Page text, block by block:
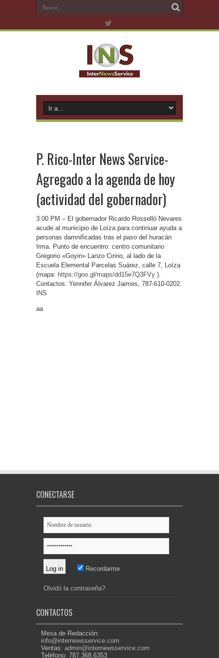
P. Rico-Inter News Service-
Agregado a la agenda de hoy
(actividad del gobernador)
3:00 PM – El gobernador Ricardo Rosselló Nevares
acude al municipio de Loíza para continuar ayuda a
personas damnificadas tras el paso del huracán
Irma. Punto de encuentro: centro comunitario
Gregorio «Goyin» Lanzo Cirino, al lado de la
Escuela Elemental Parcelas Suárez, calle 7, Loíza
(mapa: https://goo.gl/maps/dd15e7Q3FVy ).
Contactos: Yennifer Álvarez Jaimes, 787-610-0202.
INS
aa
CONECTARSE
Recordarme
Olvidó la contraseña?
CONTACTOS
Mesa de Redacción:
info@internewsservice.com
Ventas: admin@internewsservice.com
Teléfono: 787.368.6353